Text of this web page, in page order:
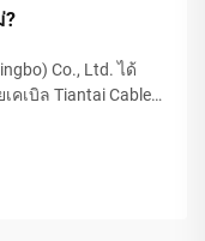
?
Co., Ltd. ได้
คเบิล Tiantai Cable
กระบวนการผลิต...